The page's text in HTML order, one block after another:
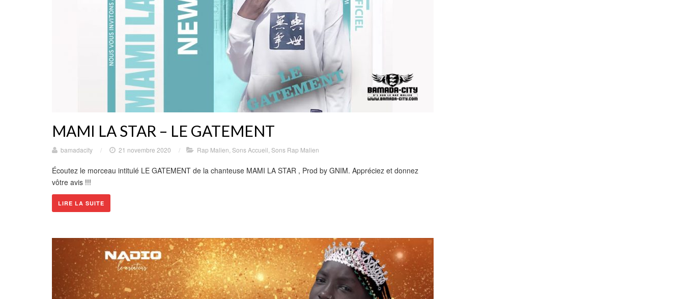
MAMI LA STAR – LE GATEMENT
bamadacity / 21 novembre 2020 / Rap Malien Sons Accueil Sons Rap Malien
Écoutez le morceau intitulé LE GATEMENT de la chanteuse MAMI LA STAR , Prod by GNIM. Appréciez et donnez
vôtre avis !!!
LIRE LA SUITE